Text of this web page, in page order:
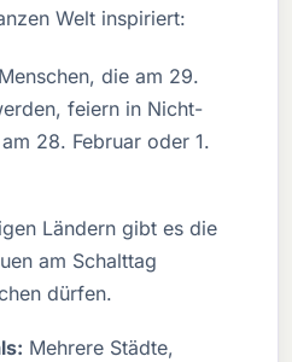
Welt inspiriert:
Menschen, die am 29.
feiern in Nicht-
28. Februar oder 1.
Ländern gibt es die
am Schalttag
dürfen.
Mehrere Städte,